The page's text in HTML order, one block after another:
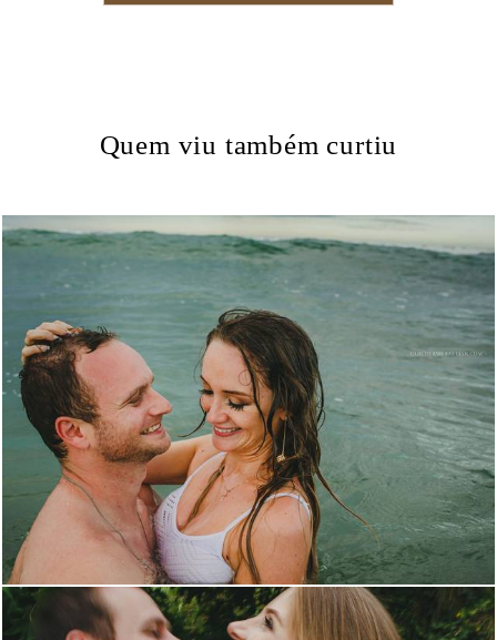
Quem viu também curtiu
3032 68